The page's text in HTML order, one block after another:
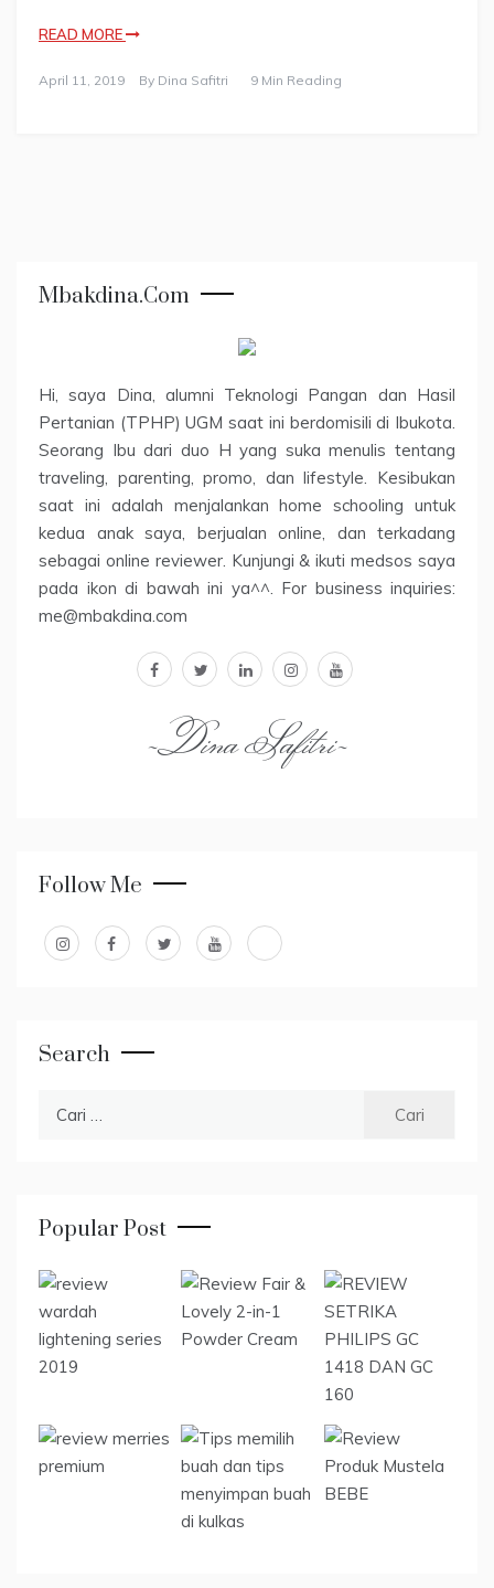
READ MORE
April 11, 2019 By Dina Safitri 9 Min Reading
Mbakdina.com
Hi, saya Dina, alumni Teknologi Pangan dan Hasil
Pertanian (TPHP) UGM saat ini berdomisili di Ibukota.
Seorang Ibu dari duo H yang suka menulis tentang
traveling, parenting, promo, dan lifestyle. Kesibukan
saat ini adalah menjalankan home schooling untuk
kedua anak saya, berjualan online, dan terkadang
sebagai online reviewer. Kunjungi & ikuti medsos saya
pada ikon di bawah ini ya^^. For business inquiries:
me@mbakdina.com
facebooktwitterlinkedininstagram
youtube
~Dina Safitri~
Follow Me
Search
Popular Post